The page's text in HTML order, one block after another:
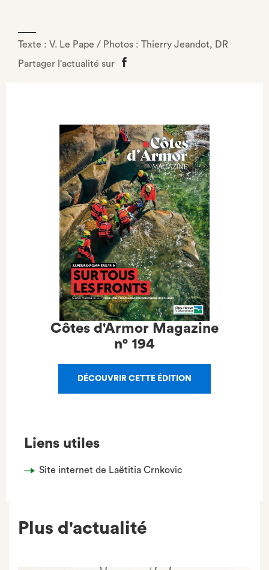
Texte : V. Le Pape / Photos : Thierry Jeandot, DR
Partager l'actualité sur
Partager
Côtes d'Armor Magazine
n° 194
DÉCOUVRIR CETTE ÉDITION
Liens utiles
Site internet de Laëtitia Crnkovic
Plus d'actualité